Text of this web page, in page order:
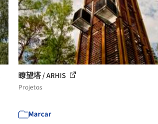
瞭望塔 / ARHIS
Projetos
Marcar